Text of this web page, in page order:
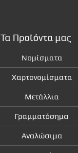
Τα Προϊόντα μας
Νομίσματα
Χαρτονομίσματα
Μετάλλια
Γραμματόσημα
Αναλώσιμα